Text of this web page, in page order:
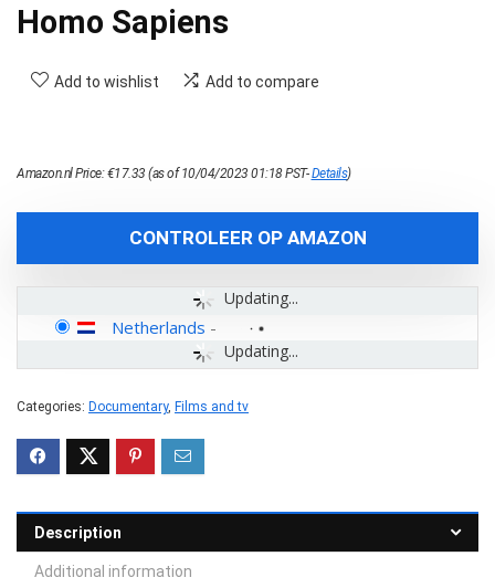
Homo Sapiens
Add to wishlist Add to compare
Amazon.nl Price:€17.33 (as of 10/04/2023 01:18 PST-Details)
CONTROLEER OP AMAZON
Updating...
Updating...
Netherlands -
Categories: Documentary, Films and tv
Description
Additional information